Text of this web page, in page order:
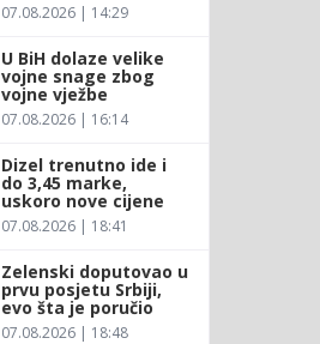
07.08.2026 | 14:29
U BiH dolaze velike
vojne snage zbog
vojne vježbe
07.08.2026 | 16:14
Dizel trenutno ide i
do 3,45 marke,
uskoro nove cijene
07.08.2026 | 18:41
Zelenski doputovao u
prvu posjetu Srbiji,
evo šta je poručio
07.08.2026 | 18:48